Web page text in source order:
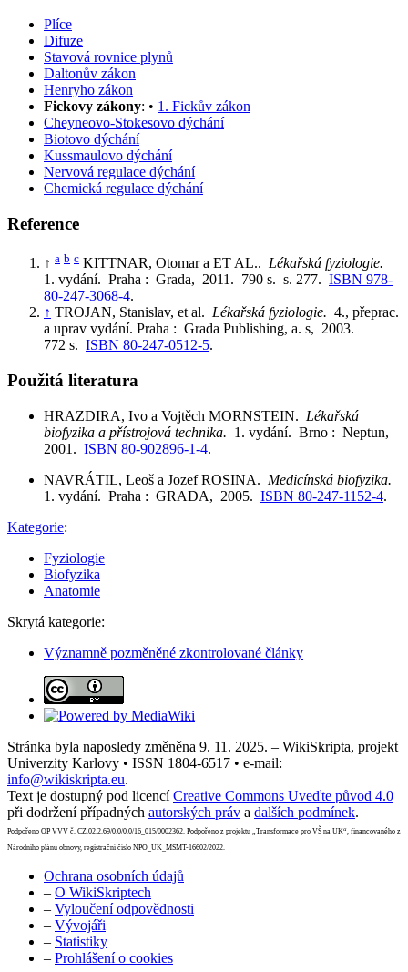
Plíce
Difuze
Stavová rovnice plynů
Daltonův zákon
Henryho zákon
Fickovy zákony: • 1. Fickův zákon
Cheyneovo-Stokesovo dýchání
Biotovo dýchání
Kussmaulovo dýchání
Nervová regulace dýchání
Chemická regulace dýchání
Reference
↑ a b c KITTNAR, Otomar a ET AL.. Lékařská fyziologie.
1. vydání. Praha : Grada, 2011. 790 s. s. 277. ISBN 978-
80-247-3068-4.
↑ TROJAN, Stanislav, et al. Lékařská fyziologie. 4., přeprac.
a uprav vydání. Praha : Grada Publishing, a. s, 2003.
772 s. ISBN 80-247-0512-5.
Použitá literatura
HRAZDIRA, Ivo a Vojtěch MORNSTEIN. Lékařská
biofyzika a přístrojová technika. 1. vydání. Brno : Neptun,
2001. ISBN 80-902896-1-4.
NAVRÁTIL, Leoš a Jozef ROSINA. Medicínská biofyzika.
1. vydání. Praha : GRADA, 2005. ISBN 80-247-1152-4.
Kategorie:
Fyziologie
Biofyzika
Anatomie
Skrytá kategorie:
Významně pozměněné zkontrolované články
Stránka byla naposledy změněna 9. 11. 2025. – WikiSkripta, projekt
Univerzity Karlovy • ISSN 1804-6517 • e-mail:
info@wikiskripta.eu.
Text je dostupný pod licencíCreative Commons Uveďte původ 4.0
při dodržení případných autorských práv a dalších podmínek.
Podpořeno OP VVV č. CZ.02.2.69/0.0/0.0/16_015/0002362. Podpořeno z projektu „Transformace pro VŠ na UK“, financovaného z
Národního plánu obnovy, registrační číslo NPO_UK_MSMT-16602/2022.
Ochrana osobních údajů
– O WikiSkriptech
– Vyloučení odpovědnosti
– Vývojáři
– Statistiky
– Prohlášení o cookies